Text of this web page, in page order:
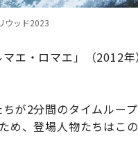
ウッド2023
エ・ロマエ」（2012
が2分間のタイムルー
め、登場人物たちはこ